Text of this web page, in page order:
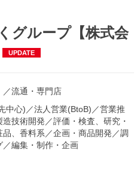
ウト お知らせ
グループ【株式会
UPDATE
／流通・専門店
中心) ／法人営業(BtoB) ／営業推
造技術開発 ／評価・検査、研究・
品、香料系 ／企画・商品開発 ／調
／編集・制作・企画